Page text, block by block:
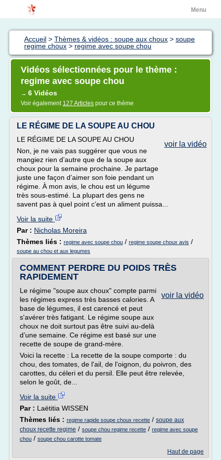
Menu
Accueil > Thèmes & vidéos : soupe aux choux > soupe
regime choux > regime avec soupe chou
Vidéos sélectionnées pour le thème :
regime avec soupe chou
→ 6 Vidéos
Voir également 127 Articles pour ce thème
LE RÉGIME DE LA SOUPE AU CHOU
voir la vidéo
LE RÉGIME DE LA SOUPE AU CHOU
Non, je ne vais pas suggérer que vous ne
mangiez rien d’autre que de la soupe aux
choux pour la semaine prochaine. Je partage
juste une façon d’aimer son foie pendant un
régime. À mon avis, le chou est un légume
très sous-estimé. La plupart des gens ne
savent pas à quel point c’est un aliment puissa...
Voir la suite
Par : Nicholas Moreira
Thèmes liés : regime avec soupe chou / regime soupe choux avis /
soupe au chou et aux legumes
COMMENT PERDRE DU POIDS TRÈS
RAPIDEMENT
voir la vidéo
Le régime "soupe aux choux" compte parmi
les régimes express très basses calories. A
base de légumes, il est carencé et peut
s'avérer très fatigant. Le régime soupe aux
choux ne doit surtout pas être suivi au-delà
d’une semaine. Ce régime est basé sur une
recette de soupe de grand-mère.
Voici la recette : La recette de la soupe comporte : du
chou, des tomates, de l'ail, de l'oignon, du poivron, des
carottes, du céleri et du persil. Elle peut être relevée,
selon le goût, de...
Voir la suite
Par : Laëtitia WISSEN
Thèmes liés : regime rapide soupe choux recette / soupe aux
choux recette regime / soupe chou regime recette / regime avec soupe
chou / soupe chou carotte tomate
Haut de page